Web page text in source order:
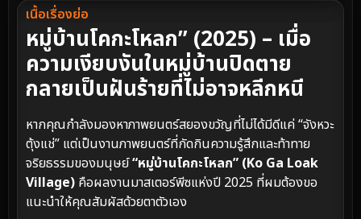
เนื้อเรื่องย่อ
หมู่บ้านโคกะโหลก” (2025) – เมื่อ
ความเงียบงันในหมู่บ้านปิดตาย
กลายเป็นฝันร้ายที่ไม่อาจหลีกหนี
หากคุณกำลังมองหาภาพยนตร์สยองขวัญที่ไม่ได้มีดีแค่ “จังหวะ
ตุ้งแช่” แต่เป็นงานภาพยนตร์ที่กัดกินความรู้สึกและท้าทาย
จริยธรรมของมนุษย์“หมู่บ้านโคกะโหลก” (Ko Ga Loak
Village) คือผลงานมาสเตอร์พีซแห่งปี 2025 ที่ผมต้องขอ
แนะนำให้คุณสัมผัสด้วยตาตัวเอง